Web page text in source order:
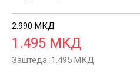
2.990 МКД
1.495 МКД
Заштеда: 1.495 МКД